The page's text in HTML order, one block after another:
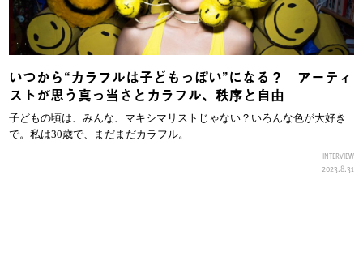
いつから“カラフルは子どもっぽい”になる？ アーティ
ストが思う真っ当さとカラフル、秩序と自由
子どもの頃は、みんな、マキシマリストじゃない？いろんな色が大好き
で。私は30歳で、まだまだカラフル。
INTERVIEW
2023.8.31